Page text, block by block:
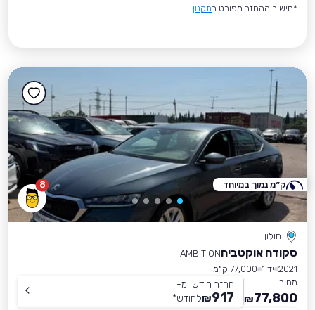
*חישוב ההחזר מפורט בתקנון
8
חולון
סקודה אוקטביהAMBITION
2021 יד 1
77,000 ק״מ
מחיר
77,800
₪
החזר חודשי מ-
917
₪לחודש*
ק״מ נמוך במיוחד